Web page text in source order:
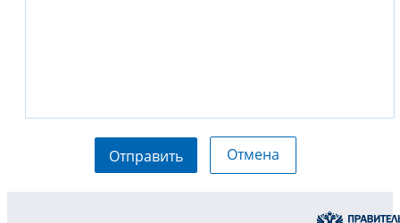
Отправить Отмена